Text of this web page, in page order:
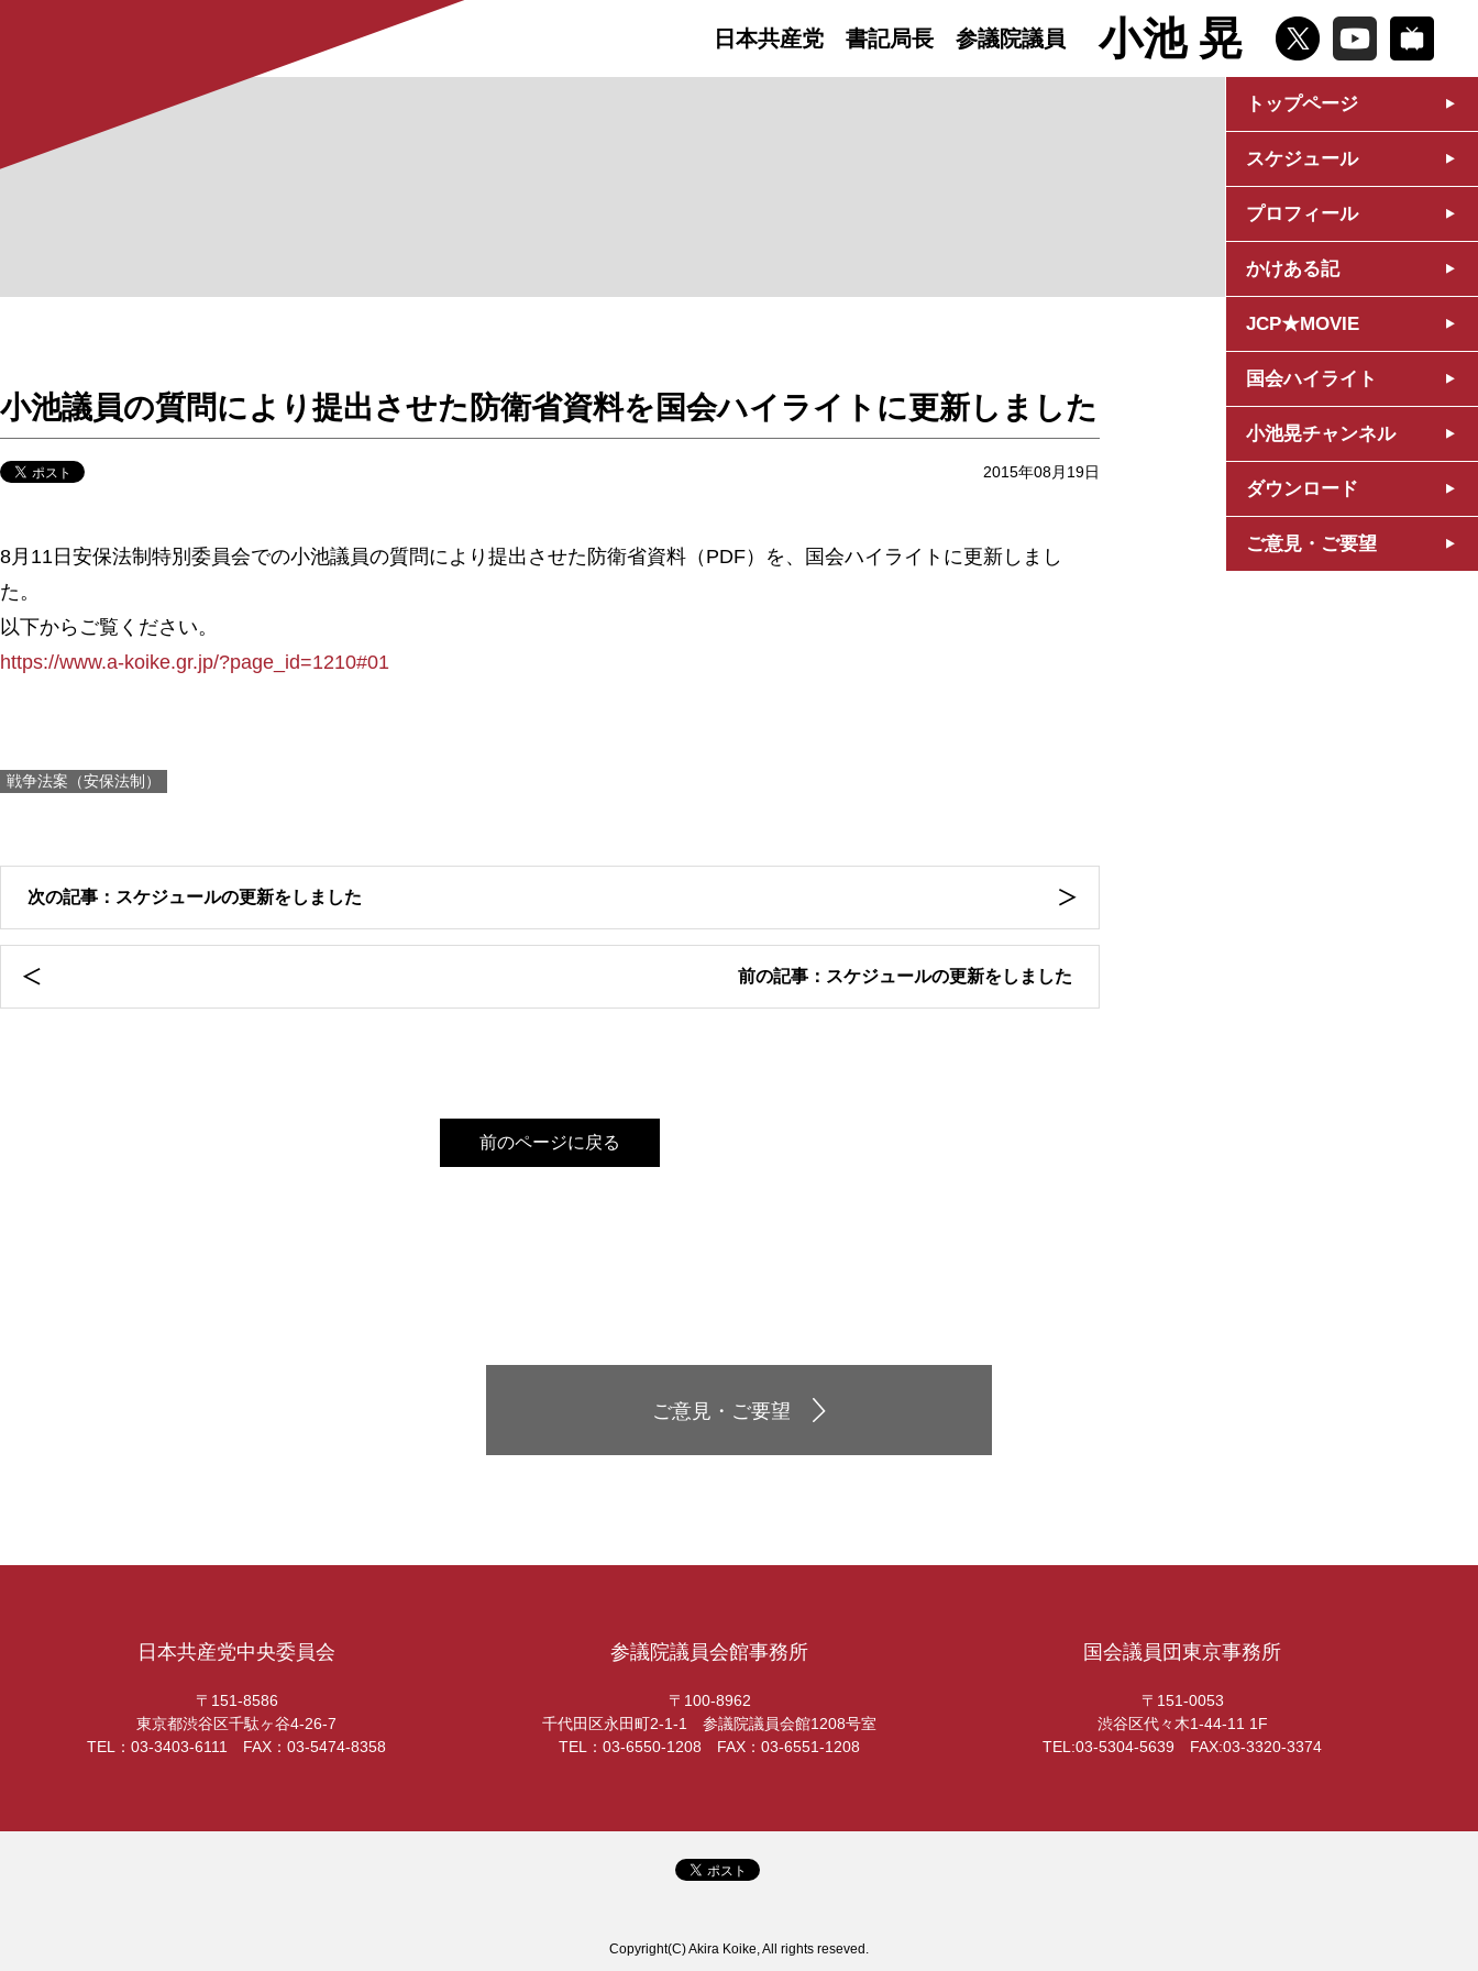
日本共産党 書記局長 参議院議員 小池 晃
トップページ
スケジュール
プロフィール
かけある記
JCP★MOVIE
国会ハイライト
小池晃チャンネル
ダウンロード
ご意見・ご要望
小池議員の質問により提出させた防衛省資料を国会ハイライトに更新しました
2015年08月19日
8月11日安保法制特別委員会での小池議員の質問により提出させた防衛省資料（PDF）を、国会ハイライトに更新しまし
た。
以下からご覧ください。
https://www.a-koike.gr.jp/?page_id=1210#01
戦争法案（安保法制）
次の記事：スケジュールの更新をしました
前の記事：スケジュールの更新をしました
前のページに戻る
ご意見・ご要望
日本共産党中央委員会
〒151-8586
東京都渋谷区千駄ヶ谷4-26-7
TEL：03-3403-6111 FAX：03-5474-8358
参議院議員会館事務所
〒100-8962
千代田区永田町2-1-1 参議院議員会館1208号室
TEL：03-6550-1208 FAX：03-6551-1208
国会議員団東京事務所
〒151-0053
渋谷区代々木1-44-11 1F
TEL:03-5304-5639 FAX:03-3320-3374
Copyright(C) Akira Koike, All rights reseved.